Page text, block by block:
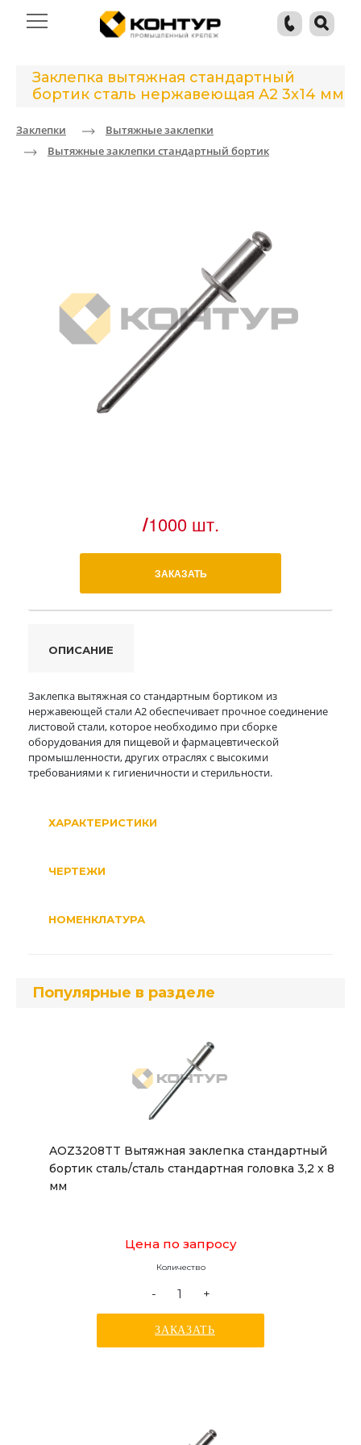
Заклепка вытяжная стандартный
бортик сталь нержавеющая A2 3x14 мм
Заклепки
Вытяжные заклепки
Вытяжные заклепки стандартный бортик
/1000 шт.
ЗАКАЗАТЬ
ОПИСАНИЕ
Заклепка вытяжная со стандартным бортиком из
нержавеющей стали А2 обеспечивает прочное соединение
листовой стали, которое необходимо при сборке
оборудования для пищевой и фармацевтической
промышленности, других отраслях с высокими
требованиями к гигиеничности и стерильности.
ХАРАКТЕРИСТИКИ
ЧЕРТЕЖИ
НОМЕНКЛАТУРА
Популярные в разделе
AOZ3208TT Вытяжная заклепка стандартный
бортик сталь/сталь стандартная головка 3,2 х 8
мм
Цена по запросу
Количество
- +
ЗАКАЗАТЬ